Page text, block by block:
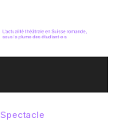
Spectacle